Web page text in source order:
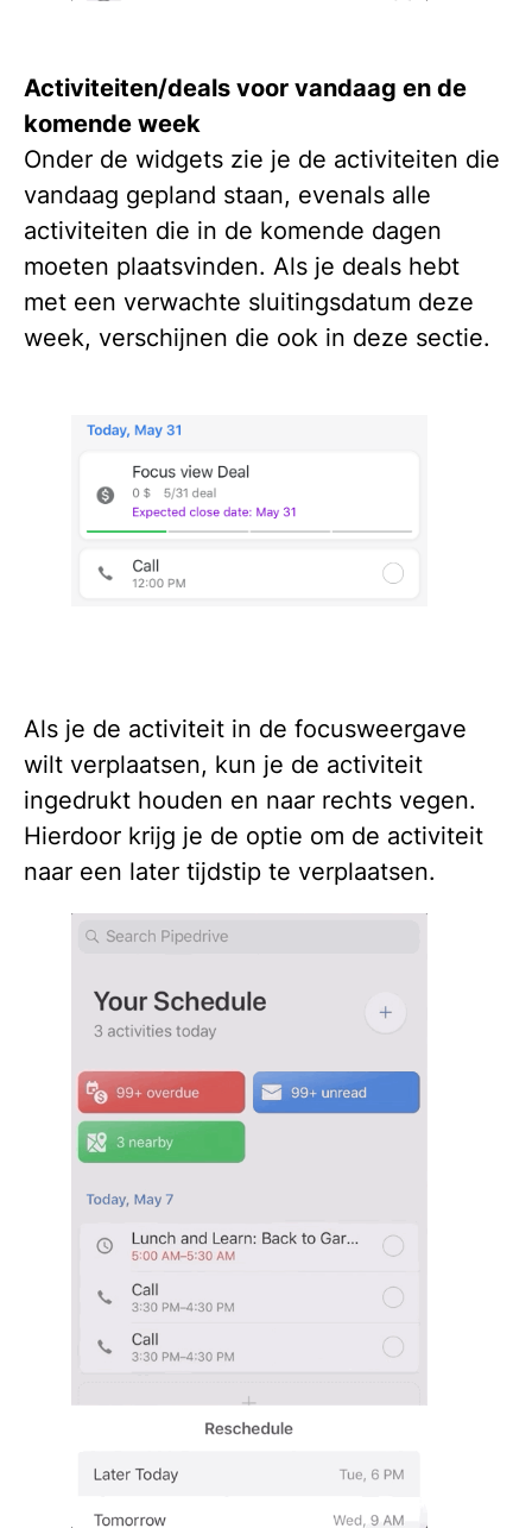
Activiteiten/deals voor vandaag en de
komende week
Onder de widgets zie je de activiteiten die
vandaag gepland staan, evenals alle
activiteiten die in de komende dagen
moeten plaatsvinden. Als je deals hebt
met een verwachte sluitingsdatum deze
week, verschijnen die ook in deze sectie.
Als je de activiteit in de focusweergave
wilt verplaatsen, kun je de activiteit
ingedrukt houden en naar rechts vegen.
Hierdoor krijg je de optie om de activiteit
naar een later tijdstip te verplaatsen.